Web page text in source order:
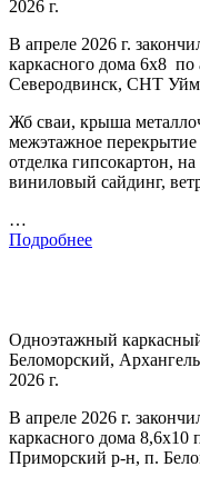
2026 г.
В апреле 2026 г.
каркасного дома 6х8 по
Северодвинск, СНТ
Жб сваи, крыша
межэтажное
отделка гипсокартон,
виниловый сайдинг,
…
Подробнее
Одноэтажный
Беломорский,
2026 г.
В апреле 2026 г.
каркасного дома 8,6х10
Приморский р-н, п.